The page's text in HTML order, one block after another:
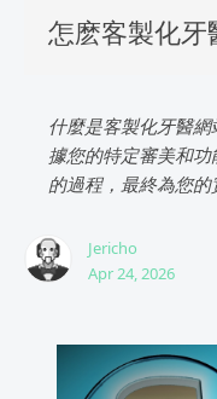
怎麽客製化牙
什麼是客製化牙醫
據您的特定審美和
的過程，最終為您的
Jericho
Apr 24, 2026